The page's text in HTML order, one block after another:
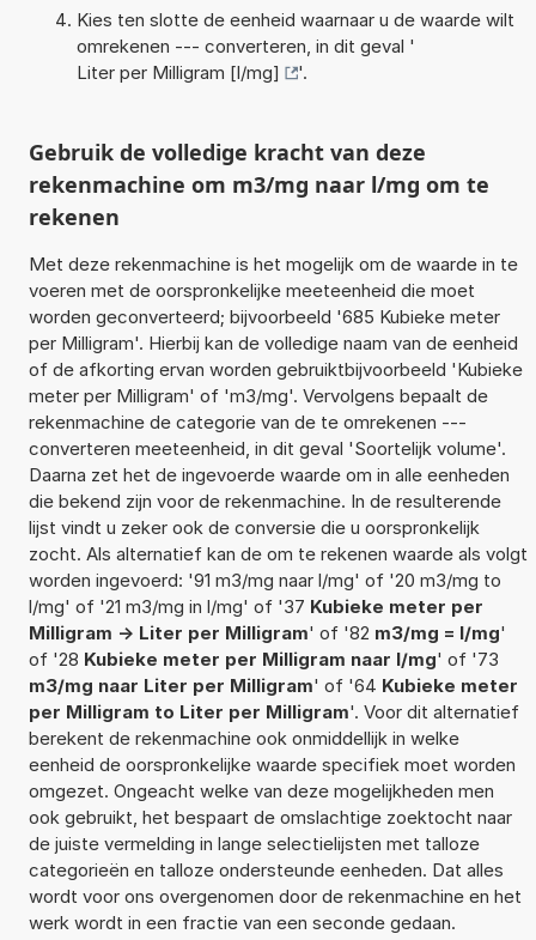
Kies ten slotte de eenheid waarnaar u de waarde wilt
omrekenen --- converteren, in dit geval '
Liter per Milligram [l/mg]
'.
Gebruik de volledige kracht van deze
rekenmachine om m3/mg naar l/mg om te
rekenen
Met deze rekenmachine is het mogelijk om de waarde in te
voeren met de oorspronkelijke meeteenheid die moet
worden geconverteerd; bijvoorbeeld '685 Kubieke meter
per Milligram'. Hierbij kan de volledige naam van de eenheid
of de afkorting ervan worden gebruiktbijvoorbeeld 'Kubieke
meter per Milligram' of 'm3/mg'. Vervolgens bepaalt de
rekenmachine de categorie van de te omrekenen ---
converteren meeteenheid, in dit geval 'Soortelijk volume'.
Daarna zet het de ingevoerde waarde om in alle eenheden
die bekend zijn voor de rekenmachine. In de resulterende
lijst vindt u zeker ook de conversie die u oorspronkelijk
zocht. Als alternatief kan de om te rekenen waarde als volgt
worden ingevoerd: '91 m3/mg naar l/mg' of '20 m3/mg to
l/mg' of '21 m3/mg in l/mg' of '37 Kubieke meter per
Milligram -> Liter per Milligram' of '82 m3/mg = l/mg'
of '28 Kubieke meter per Milligram naar l/mg' of '73
m3/mg naar Liter per Milligram' of '64 Kubieke meter
per Milligram to Liter per Milligram'. Voor dit alternatief
berekent de rekenmachine ook onmiddellijk in welke
eenheid de oorspronkelijke waarde specifiek moet worden
omgezet. Ongeacht welke van deze mogelijkheden men
ook gebruikt, het bespaart de omslachtige zoektocht naar
de juiste vermelding in lange selectielijsten met talloze
categorieën en talloze ondersteunde eenheden. Dat alles
wordt voor ons overgenomen door de rekenmachine en het
werk wordt in een fractie van een seconde gedaan.